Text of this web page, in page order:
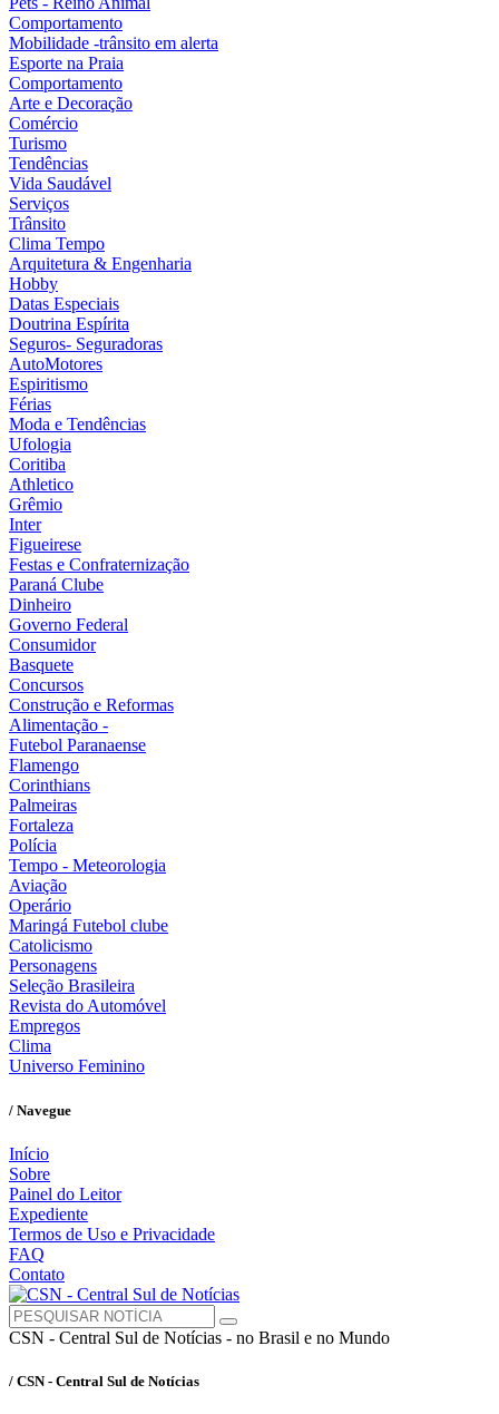
Comportamento
Mobilidade -trânsito em alerta
Esporte na Praia
Comportamento
Arte e Decoração
Comércio
Turismo
Tendências
Vida Saudável
Serviços
Trânsito
Clima Tempo
Arquitetura & Engenharia
Hobby
Datas Especiais
Doutrina Espírita
Seguros- Seguradoras
AutoMotores
Espiritismo
Férias
Moda e Tendências
Ufologia
Coritiba
Athletico
Grêmio
Inter
Figueirese
Festas e Confraternização
Paraná Clube
Dinheiro
Governo Federal
Consumidor
Basquete
Concursos
Construção e Reformas
Alimentação -
Futebol Paranaense
Flamengo
Corinthians
Palmeiras
Fortaleza
Polícia
Tempo - Meteorologia
Aviação
Operário
Maringá Futebol clube
Catolicismo
Personagens
Seleção Brasileira
Revista do Automóvel
Empregos
Clima
Universo Feminino
/ Navegue
Início
Sobre
Painel do Leitor
Expediente
Termos de Uso e Privacidade
FAQ
Contato
CSN - Central Sul de Notícias - no Brasil e no Mundo
/ CSN - Central Sul de Notícias